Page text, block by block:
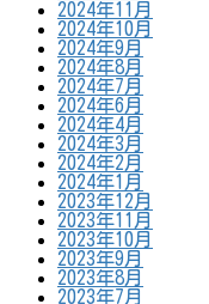
2024年11月
2024年10月
2024年9月
2024年8月
2024年7月
2024年6月
2024年4月
2024年3月
2024年2月
2024年1月
2023年12月
2023年11月
2023年10月
2023年9月
2023年8月
2023年7月